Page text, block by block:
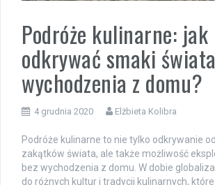
Podróże kulinarne: jak
odkrywać smaki
wychodzenia z domu?
4 grudnia 2020 Elżbieta Kolibra
Podróże kulinarne to nie tylko odkrywanie
zakątków świata, ale także możliwość
bez wychodzenia z domu. W dobie
do różnych kultur i tradycji kulinarnych,